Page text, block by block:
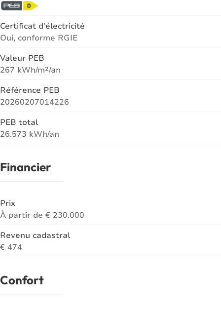
Certificat d'électricité
Oui, conforme RGIE
Valeur PEB
267 kWh/m²/an
Référence PEB
20260207014226
PEB total
26.573 kWh/an
Financier
Prix
À partir de € 230.000
Revenu cadastral
€ 474
Confort